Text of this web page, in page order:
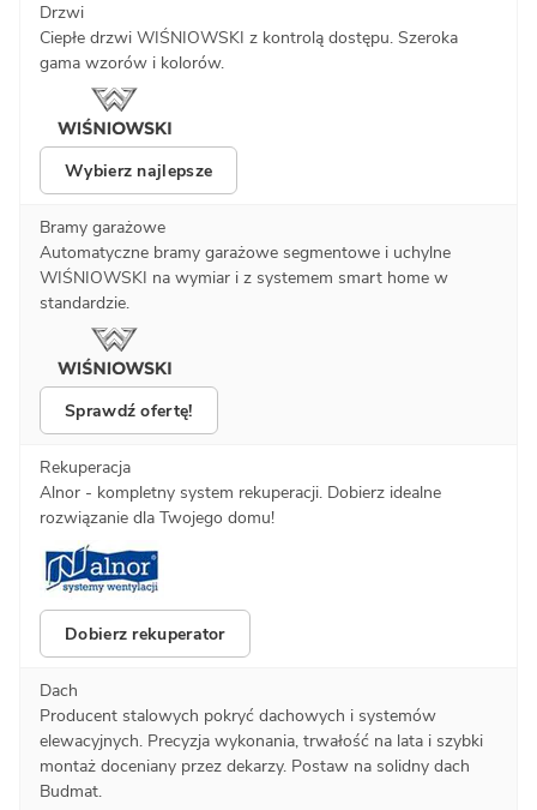
Drzwi
Ciepłe drzwi WIŚNIOWSKI z kontrolą dostępu. Szeroka
gama wzorów i kolorów.
Wybierz najlepsze
Bramy garażowe
Automatyczne bramy garażowe segmentowe i uchylne
WIŚNIOWSKI na wymiar i z systemem smart home w
standardzie.
Sprawdź ofertę!
Rekuperacja
Alnor - kompletny system rekuperacji. Dobierz idealne
rozwiązanie dla Twojego domu!
Dobierz rekuperator
Dach
Producent stalowych pokryć dachowych i systemów
elewacyjnych. Precyzja wykonania, trwałość na lata i szybki
montaż doceniany przez dekarzy. Postaw na solidny dach
Budmat.